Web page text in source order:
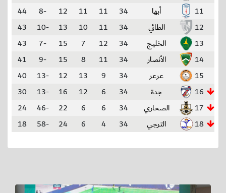
11
أبها 34
11
11
12
-8
44
12
الطائي 34
11
10
13
-10
43
13
الخليج 34
12
7
15
-7
43
14
الأنصار 34
11
8
15
-9
41
15
عرعر 34
9
13
12
-13
40
16
جدة 34
6
12
16
-13
30
17
الصحاري 34
6
6
22
-46
24
18
الترجي 34
4
6
24
-58
18